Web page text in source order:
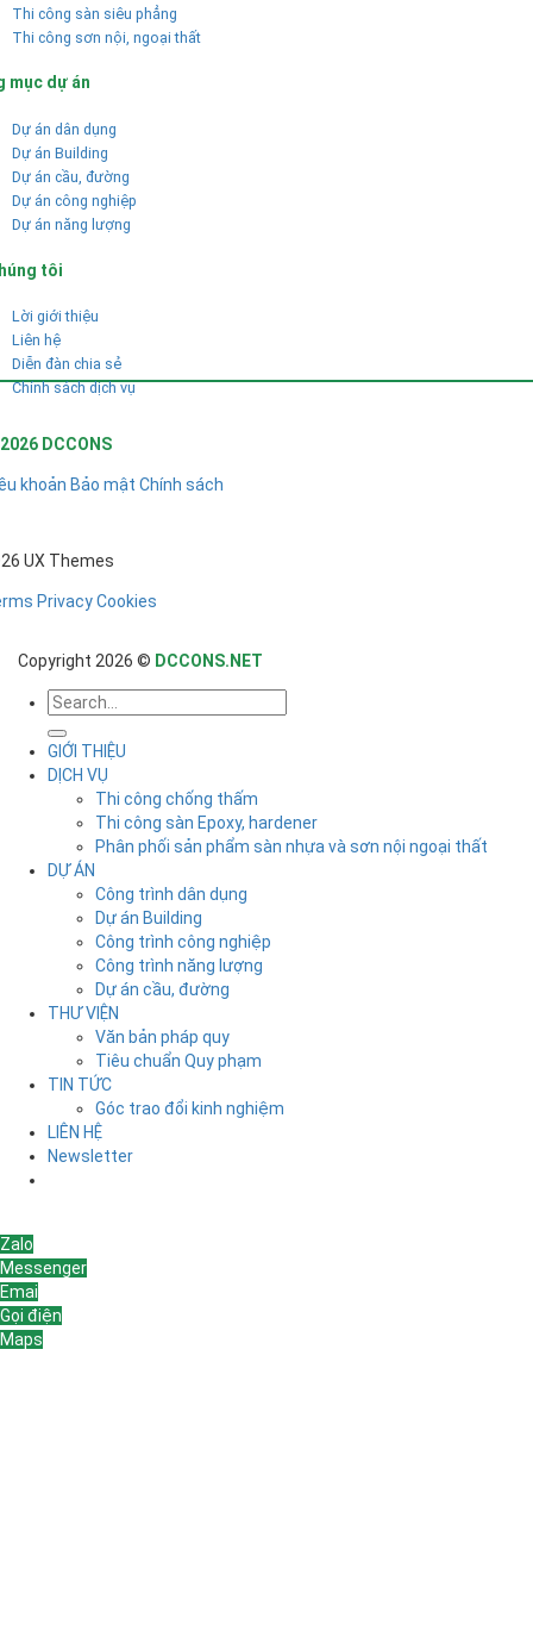
Thi công sàn siêu phẳng
Thi công sơn nội, ngoại thất
mục dự án
Dự án dân dụng
Dự án Building
Dự án cầu, đường
Dự án công nghiệp
Dự án năng lượng
tôi
Lời giới thiệu
Liên hệ
Diễn đàn chia sẻ
Chính sách dịch vụ
DCCONS
khoản Bảo mật Chính sách
UX Themes
PrivacyCookies
Copyright 2026 © DCCONS.NET
GIỚI THIỆU
DỊCH VỤ
Thi công chống thấm
Thi công sàn Epoxy, hardener
Phân phối sản phẩm sàn nhựa và sơn nội ngoại thất
DỰ ÁN
Công trình dân dụng
Dự án Building
Công trình công nghiệp
Công trình năng lượng
Dự án cầu, đường
THƯ VIỆN
Văn bản pháp quy
Tiêu chuẩn Quy phạm
TIN TỨC
Góc trao đổi kinh nghiệm
LIÊN HỆ
Newsletter
Zalo
Messenger
Emai
Gọi điện
Maps